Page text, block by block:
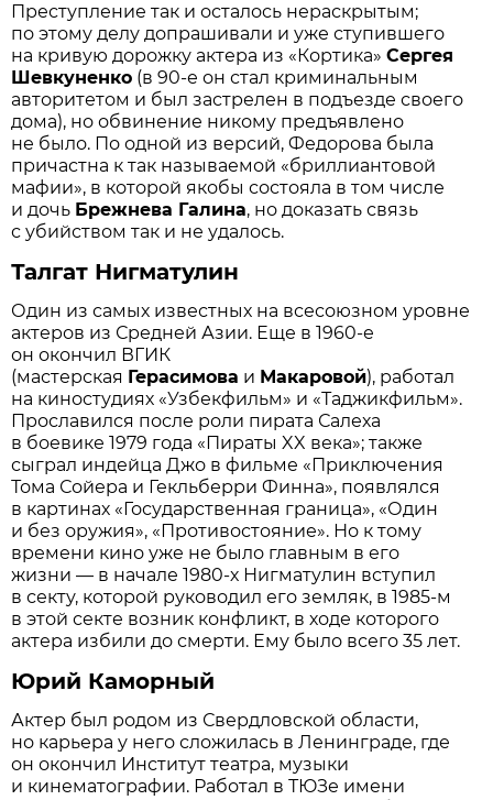
Преступление так и осталось нераскрытым;
по этому делу допрашивали и уже ступившего
на кривую дорожку актера из «Кортика»Сергея
Шевкуненко (в 90-е он стал криминальным
авторитетом и был застрелен в подъезде своего
дома), но обвинение никому предъявлено
не было. По одной из версий, Федорова была
причастна к так называемой «бриллиантовой
мафии», в которой якобы состояла в том числе
и дочь Брежнева Галина, но доказать связь
с убийством так и не удалось.
Талгат Нигматулин
Один из самых известных на всесоюзном уровне
актеров из Средней Азии. Еще в 1960-е
он окончил ВГИК
(мастерская Герасимова и Макаровой), работал
на киностудиях «Узбекфильм» и «Таджикфильм».
Прославился после роли пирата Салеха
в боевике 1979 года «Пираты XX века»; также
сыграл индейца Джо в фильме «Приключения
Тома Сойера и Гекльберри Финна», появлялся
в картинах «Государственная граница», «Один
и без оружия», «Противостояние». Но к тому
времени кино уже не было главным в его
жизни — в начале 1980-х Нигматулин вступил
в секту, которой руководил его земляк, в 1985-м
в этой секте возник конфликт, в ходе которого
актера избили до смерти. Ему было всего 35 лет.
Юрий Каморный
Актер был родом из Свердловской области,
но карьера у него сложилась в Ленинграде, где
он окончил Институт театра, музыки
и кинематографии. Работал в ТЮЗе имени